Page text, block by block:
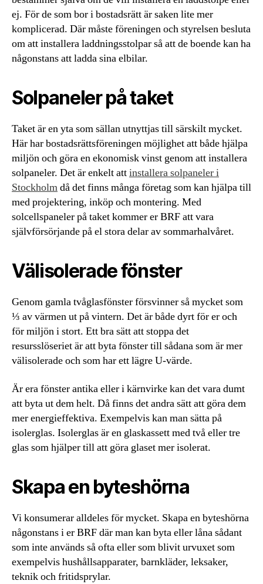
ej. För de som bor i bostadsrätt är saken lite mer
komplicerad. Där måste föreningen och styrelsen besluta
om att installera laddningsstolpar så att de boende kan ha
någonstans att ladda sina elbilar.
Solpaneler på taket
Taket är en yta som sällan utnyttjas till särskilt mycket.
Här har bostadsrättsföreningen möjlighet att både hjälpa
miljön och göra en ekonomisk vinst genom att installera
solpaneler. Det är enkelt attinstallera solpaneler i
Stockholmdå det finns många företag som kan hjälpa till
med projektering, inköp och montering. Med
solcellspaneler på taket kommer er BRF att vara
självförsörjande på el stora delar av sommarhalvåret.
Välisolerade fönster
Genom gamla tvåglasfönster försvinner så mycket som
⅓ av värmen ut på vintern. Det är både dyrt för er och
för miljön i stort. Ett bra sätt att stoppa det
resursslöseriet är att byta fönster till sådana som är mer
välisolerade och som har ett lägre U-värde.
Är era fönster antika eller i kärnvirke kan det vara dumt
att byta ut dem helt. Då finns det andra sätt att göra dem
mer energieffektiva. Exempelvis kan man sätta på
isolerglas. Isolerglas är en glaskassett med två eller tre
glas som hjälper till att göra glaset mer isolerat.
Skapa en byteshörna
Vi konsumerar alldeles för mycket. Skapa en byteshörna
någonstans i er BRF där man kan byta eller låna sådant
som inte används så ofta eller som blivit urvuxet som
exempelvis hushållsapparater, barnkläder, leksaker,
teknik och fritidsprylar.